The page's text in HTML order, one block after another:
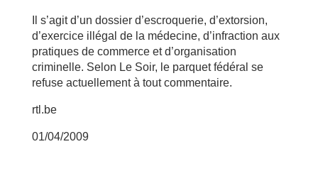
Il s’agit d’un dossier d’escroquerie, d’extorsion,
d’exercice illégal de la médecine, d’infraction aux
pratiques de commerce et d’organisation
criminelle. Selon Le Soir, le parquet fédéral se
refuse actuellement à tout commentaire.
rtl.be
01/04/2009